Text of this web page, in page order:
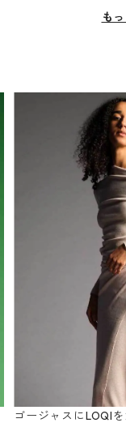
も
ゴージャスにLOQI